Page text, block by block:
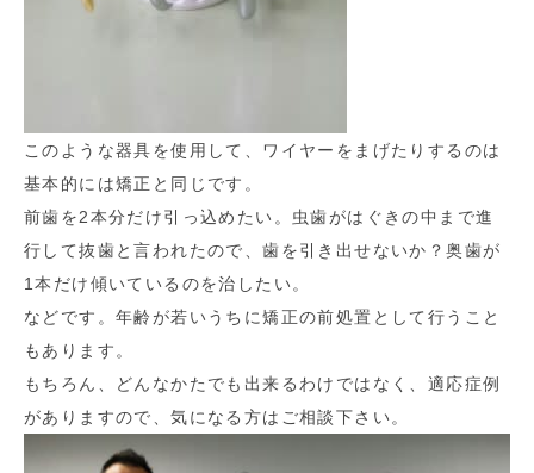
このような器具を使用して、ワイヤーをまげたりするのは
基本的には矯正と同じです。
前歯を2本分だけ引っ込めたい。虫歯がはぐきの中まで進
行して抜歯と言われたので、歯を引き出せないか？奥歯が
1本だけ傾いているのを治したい。
などです。年齢が若いうちに矯正の前処置として行うこと
もあります。
もちろん、どんなかたでも出来るわけではなく、適応症例
がありますので、気になる方はご相談下さい。